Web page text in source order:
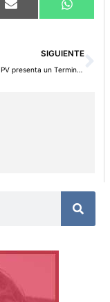
Compartir
en
Email
en
SIGUIENTE
La Casa del TPV presenta un Terminal Integrado para Pagos con VeriFactu, Métodos Tradicionales y Bitcoin